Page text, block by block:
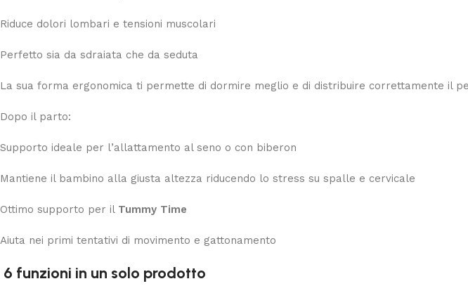
Riduce dolori lombari e tensioni muscolari
Perfetto sia da sdraiata che da seduta
La sua forma ergonomica ti permette di dormire meglio e di distribuire correttamente il
Dopo il parto:
Supporto ideale per l’allattamento al seno o con biberon
Mantiene il bambino alla giusta altezza riducendo lo stress su spalle e cervicale
Ottimo supporto per il Tummy Time
Aiuta nei primi tentativi di movimento e gattonamento
6 funzioni in un solo prodotto